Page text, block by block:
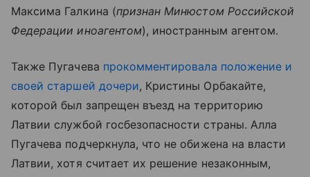
Максима Галкина (признан Минюстом Российской
Федерации иноагентом), иностранным агентом.
Также Пугачева прокомментировала положение и
своей старшей дочери, Кристины Орбакайте,
которой был запрещен въезд на территорию
Латвии службой госбезопасности страны. Алла
Пугачева подчеркнула, что не обижена на власти
Латвии, хотя считает их решение незаконным,